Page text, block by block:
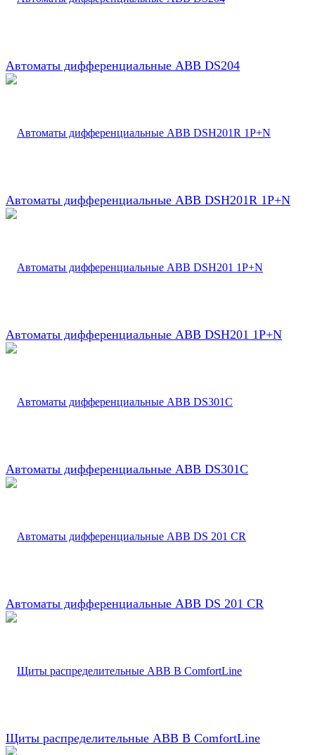
Автоматы дифференциальные ABB DS204
Автоматы дифференциальные ABB DSH201R 1P+N
Автоматы дифференциальные ABB DSH201 1P+N
Автоматы дифференциальные ABB DS301C
Автоматы дифференциальные ABB DS 201 CR
Щиты распределительные ABB B ComfortLine